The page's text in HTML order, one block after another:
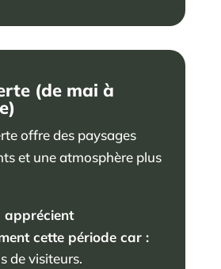
(de mai à
offre des paysages
et une atmosphère plus
apprécient
cette période car :
de visiteurs.